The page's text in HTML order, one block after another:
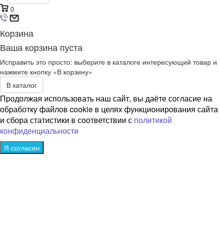
0
Корзина
Ваша корзина пуста
Исправить это просто: выберите в каталоге интересующий товар и
нажмите кнопку «В корзину»
В каталог
Продолжая использовать наш сайт, вы даёте согласие на
обработку файлов cookie в целях функционирования сайта
и сбора статистики в соответствии с политикой
конфиденциальности
Я согласен